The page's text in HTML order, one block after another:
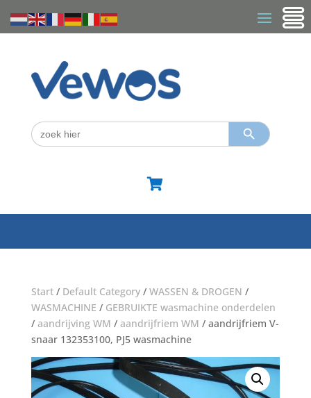
Zoek
naar:
Zoekknop

Start/ Default Category/ WASSEN & DROGEN /
WASMACHINE / GEBRUIKTE wasmachine onderdelen
/ aandrijving WM / aandrijfriem WM / aandrijfriem V-
snaar 132353100, PJ5 wasmachine